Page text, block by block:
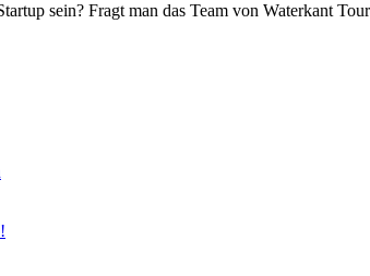
sein? Fragt man das Team von Waterkant